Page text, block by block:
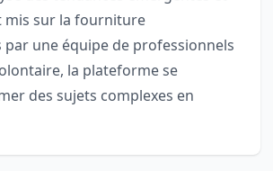
mis sur la fourniture
une équipe de professionnels
la plateforme se
des sujets complexes en